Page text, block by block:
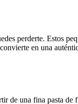
perderte. Estos
en una
de una fina pasta